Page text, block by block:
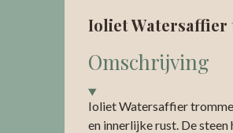
Ioliet Watersaffier
Omschrijving
Ioliet Watersaffier
en innerlijke rust. De